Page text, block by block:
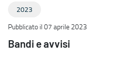
2023
Pubblicato il 07 aprile 2023
Bandi e avvisi